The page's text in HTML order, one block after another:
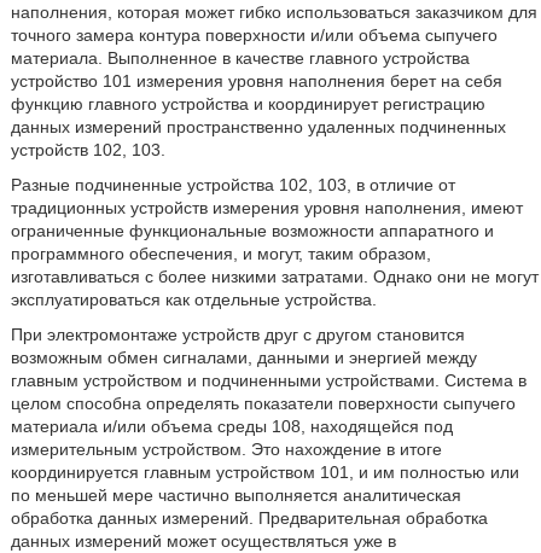
наполнения, которая может гибко использоваться заказчиком для
точного замера контура поверхности и/или объема сыпучего
материала. Выполненное в качестве главного устройства
устройство 101 измерения уровня наполнения берет на себя
функцию главного устройства и координирует регистрацию
данных измерений пространственно удаленных подчиненных
устройств 102, 103.
Разные подчиненные устройства 102, 103, в отличие от
традиционных устройств измерения уровня наполнения, имеют
ограниченные функциональные возможности аппаратного и
программного обеспечения, и могут, таким образом,
изготавливаться с более низкими затратами. Однако они не могут
эксплуатироваться как отдельные устройства.
При электромонтаже устройств друг с другом становится
возможным обмен сигналами, данными и энергией между
главным устройством и подчиненными устройствами. Система в
целом способна определять показатели поверхности сыпучего
материала и/или объема среды 108, находящейся под
измерительным устройством. Это нахождение в итоге
координируется главным устройством 101, и им полностью или
по меньшей мере частично выполняется аналитическая
обработка данных измерений. Предварительная обработка
данных измерений может осуществляться уже в